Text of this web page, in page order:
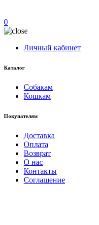
0
Личный кабинет
Каталог
Собакам
Кошкам
Покупателям
Доставка
Оплата
Возврат
О нас
Контакты
Соглашение